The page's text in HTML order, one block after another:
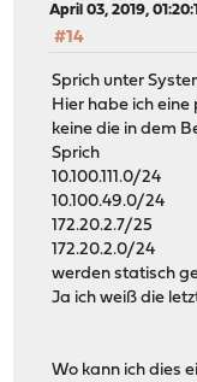
April 03, 2019,
#14
Sprich unter
Hier habe ich
keine die in dem
Sprich
10.100.111.0/24
10.100.49.0/24
172.20.2.7/25
172.20.2.0/24
werden statisch
Ja ich weiß die
Wo kann ich dies